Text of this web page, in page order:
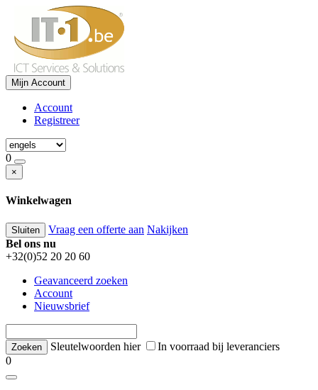
Mijn Account
Account
Registreer
0
×
Winkelwagen
Sluiten Vraag een offerte aan Nakijken
Bel ons nu
+32(0)52 20 20 60
Geavanceerd zoeken
Account
Nieuwsbrief
Sleutelwoorden hier
In voorraad bij leveranciers
0